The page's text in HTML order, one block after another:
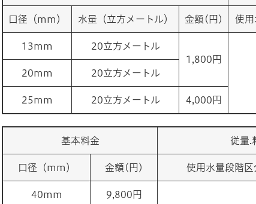
口径（mm） 水量（立方メートル） 金額(円) 使用
13mm
20立方メートル
1,800円
20mm 20立方メートル
25mm 20立方メートル 4,000円
基本料金 従量.
口径（mm） 金額(円) 使用水量段階区
40mm
9,800円